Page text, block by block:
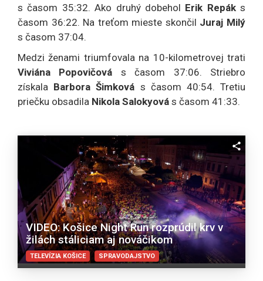
s časom 35:32. Ako druhý dobehol Erik Repák s
časom 36:22. Na treťom mieste skončil Juraj Milý
s časom 37:04.
Medzi ženami triumfovala na 10-kilometrovej trati
Viviána Popovičová s časom 37:06. Striebro
získala Barbora Šimková s časom 40:54. Tretiu
priečku obsadila Nikola Salokyová s časom 41:33.
VIDEO: Košice Night Run rozprúdil krv v
žilách stáliciam aj nováčikom
TELEVÍZIA KOŠICE SPRAVODAJSTVO